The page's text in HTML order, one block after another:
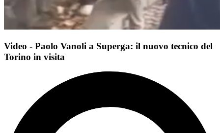
Video - Paolo Vanoli a Superga: il nuovo tecnico del
Torino in visita